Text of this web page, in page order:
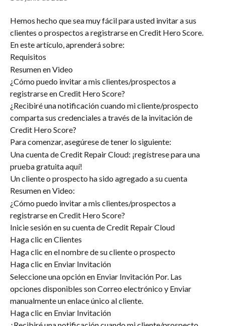
Hemos hecho que sea muy fácil para usted invitar a sus
clientes o prospectos a registrarse en Credit Hero Score.
En este artículo, aprenderá sobre:
Requisitos
Resumen en Video
¿Cómo puedo invitar a mis clientes/prospectos a
registrarse en Credit Hero Score?
¿Recibiré una notificación cuando mi cliente/prospecto
comparta sus credenciales a través de la invitación de
Credit Hero Score?
Para comenzar, asegúrese de tener lo siguiente:
Una cuenta de Credit Repair Cloud: ¡regístrese para una
prueba gratuita aquí!
Un cliente o prospecto ha sido agregado a su cuenta
Resumen en Video:
¿Cómo puedo invitar a mis clientes/prospectos a
registrarse en Credit Hero Score?
Inicie sesión en su cuenta de Credit Repair Cloud
Haga clic en Clientes
Haga clic en el nombre de su cliente o prospecto
Haga clic en Enviar Invitación
Seleccione una opción en Enviar Invitación Por. Las
opciones disponibles son Correo electrónico y Enviar
manualmente un enlace único al cliente.
Haga clic en Enviar Invitación